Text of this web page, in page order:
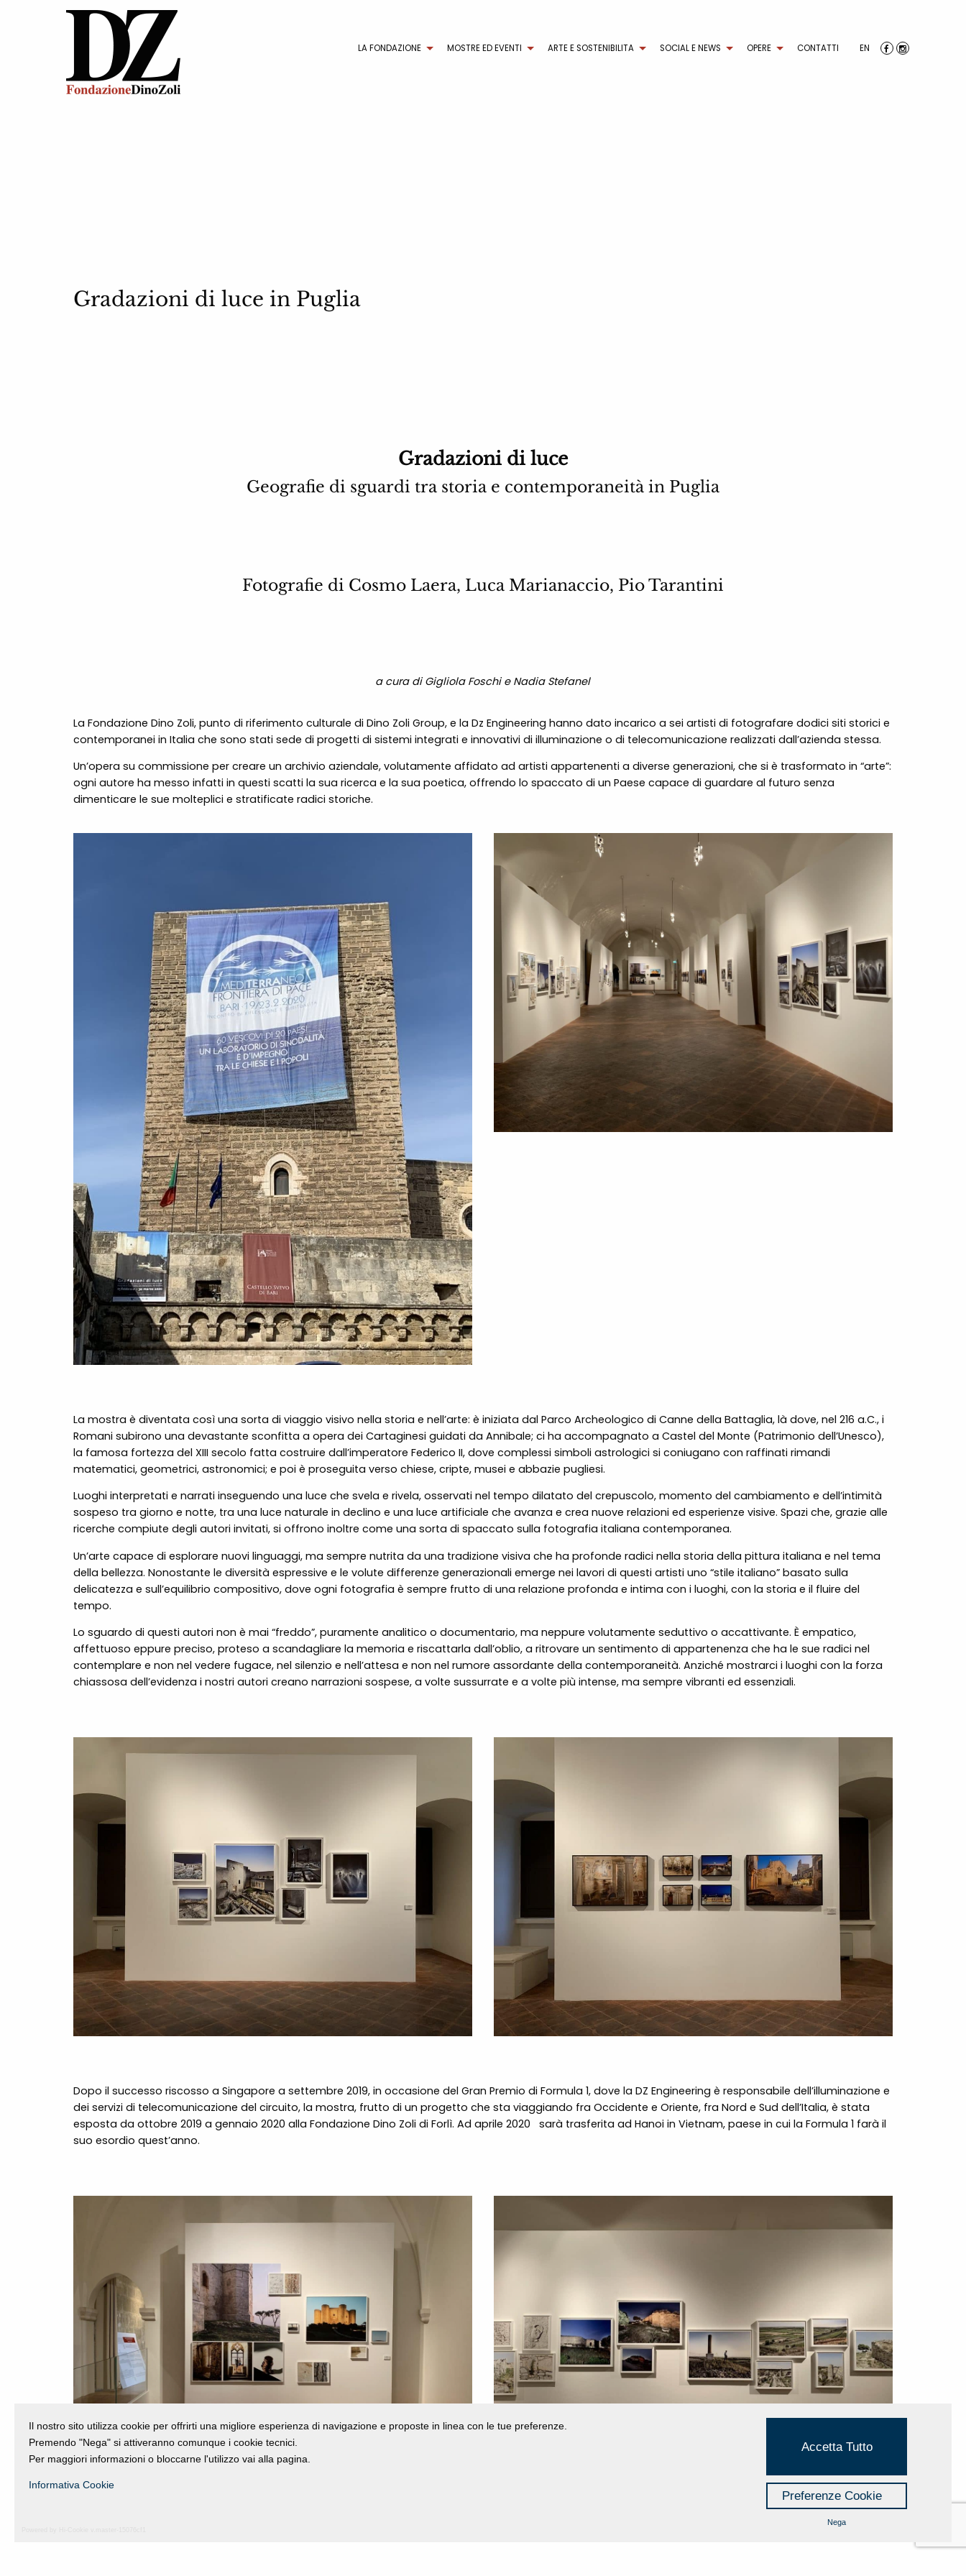
LA FONDAZIONE MOSTRE ED EVENTI ARTE E SOSTENIBILITA SOCIAL E NEWS OPERE CONTATTI EN
Gradazioni di luce in Puglia
Gradazioni di luce
Geografie di sguardi tra storia e contemporaneità in Puglia
Fotografie di Cosmo Laera, Luca Marianaccio, Pio Tarantini
a cura di Gigliola Foschi e Nadia Stefanel
La Fondazione Dino Zoli, punto di riferimento culturale di Dino Zoli Group, e la Dz Engineering hanno dato incarico a sei artisti di fotografare dodici siti storici e
contemporanei in Italia che sono stati sede di progetti di sistemi integrati e innovativi di illuminazione o di telecomunicazione realizzati dall’azienda stessa.
Un’opera su commissione per creare un archivio aziendale, volutamente affidato ad artisti appartenenti a diverse generazioni, che si è trasformato in “arte”:
ogni autore ha messo infatti in questi scatti la sua ricerca e la sua poetica, offrendo lo spaccato di un Paese capace di guardare al futuro senza
dimenticare le sue molteplici e stratificate radici storiche.
La mostra è diventata così una sorta di viaggio visivo nella storia e nell’arte: è iniziata dal Parco Archeologico di Canne della Battaglia, là dove, nel 216 a.C., i
Romani subirono una devastante sconfitta a opera dei Cartaginesi guidati da Annibale; ci ha accompagnato a Castel del Monte (Patrimonio dell’Unesco),
la famosa fortezza del XIII secolo fatta costruire dall’imperatore Federico II, dove complessi simboli astrologici si coniugano con raffinati rimandi
matematici, geometrici, astronomici; e poi è proseguita verso chiese, cripte, musei e abbazie pugliesi.
Luoghi interpretati e narrati inseguendo una luce che svela e rivela, osservati nel tempo dilatato del crepuscolo, momento del cambiamento e dell’intimità
sospeso tra giorno e notte, tra una luce naturale in declino e una luce artificiale che avanza e crea nuove relazioni ed esperienze visive. Spazi che, grazie alle
ricerche compiute degli autori invitati, si offrono inoltre come una sorta di spaccato sulla fotografia italiana contemporanea.
Un’arte capace di esplorare nuovi linguaggi, ma sempre nutrita da una tradizione visiva che ha profonde radici nella storia della pittura italiana e nel tema
della bellezza. Nonostante le diversità espressive e le volute differenze generazionali emerge nei lavori di questi artisti uno “stile italiano” basato sulla
delicatezza e sull’equilibrio compositivo, dove ogni fotografia è sempre frutto di una relazione profonda e intima con i luoghi, con la storia e il fluire del
tempo.
Lo sguardo di questi autori non è mai “freddo”, puramente analitico o documentario, ma neppure volutamente seduttivo o accattivante. È empatico,
affettuoso eppure preciso, proteso a scandagliare la memoria e riscattarla dall’oblio, a ritrovare un sentimento di appartenenza che ha le sue radici nel
contemplare e non nel vedere fugace, nel silenzio e nell’attesa e non nel rumore assordante della contemporaneità. Anziché mostrarci i luoghi con la forza
chiassosa dell’evidenza i nostri autori creano narrazioni sospese, a volte sussurrate e a volte più intense, ma sempre vibranti ed essenziali.
Dopo il successo riscosso a Singapore a settembre 2019, in occasione del Gran Premio di Formula 1, dove la DZ Engineering è responsabile dell’illuminazione e
dei servizi di telecomunicazione del circuito, la mostra, frutto di un progetto che sta viaggiando fra Occidente e Oriente, fra Nord e Sud dell’Italia, è stata
esposta da ottobre 2019 a gennaio 2020 alla Fondazione Dino Zoli di Forlì. Ad aprile 2020 sarà trasferita ad Hanoi in Vietnam, paese in cui la Formula 1 farà il
suo esordio quest’anno.
Il nostro sito utilizza cookie per offrirti una migliore esperienza di navigazione e proposte in linea con le tue preferenze.
Premendo "Nega" si attiveranno comunque i cookie tecnici.
Per maggiori informazioni o bloccarne l'utilizzo vai alla pagina.
Informativa Cookie
Accetta Tutto
Preferenze Cookie
Nega